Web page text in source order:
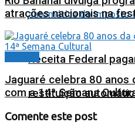
Receita Federal
restituição
atrações nacionais na
Jaguaré celebra 80 anos
com a 14ª Semana
Comente este post